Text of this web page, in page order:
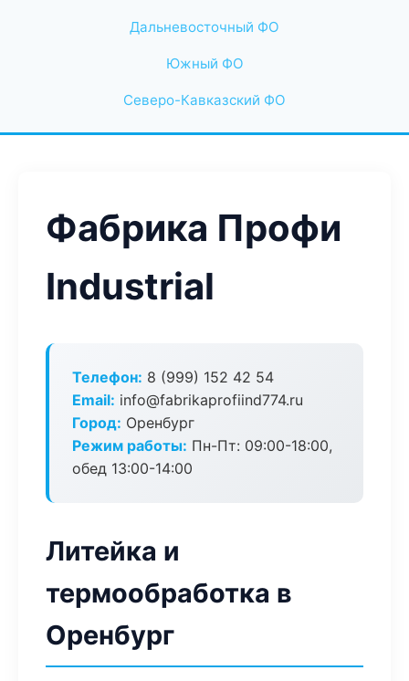
Дальневосточный ФО
Южный ФО
Северо-Кавказский ФО
Фабрика Профи
Industrial
Телефон: 8 (999) 152 42 54
Email: info@fabrikaprofiind774.ru
Город: Оренбург
Режим работы: Пн-Пт: 09:00-18:00,
обед 13:00-14:00
Литейка и
термообработка в
Оренбург